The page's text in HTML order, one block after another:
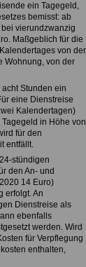
ein Tagegeld,
bemisst: ab
vierundzwanzig
Maßgeblich für die
von der
Wohnung, von der
Stunden ein
eine Dienstreise
Kalendertagen)
in Höhe von
für den
entfällt.
stündigen
den An- und
14 Euro)
erfolgt. An
Dienstreise als
ebenfalls
werden. Wird
für Verpflegung
enthalten,